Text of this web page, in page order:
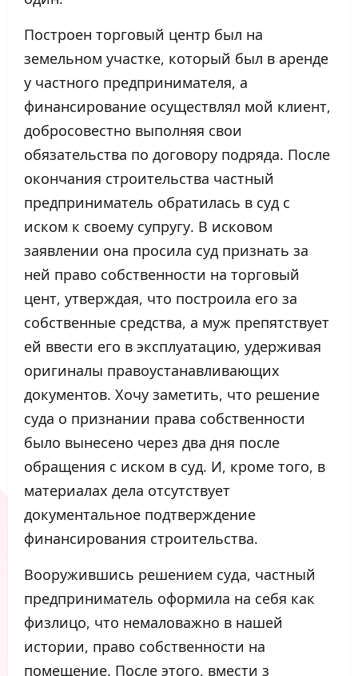
Построен торговый центр был на
земельном участке, который был в аренде
у частного предпринимателя, а
финансирование осуществлял мой клиент,
добросовестно выполняя свои
обязательства по договору подряда. После
окончания строительства частный
предприниматель обратилась в суд с
иском к своему супругу. В исковом
заявлении она просила суд признать за
ней право собственности на торговый
цент, утверждая, что построила его за
собственные средства, а муж препятствует
ей ввести его в эксплуатацию, удерживая
оригиналы правоустанавливающих
документов. Хочу заметить, что решение
суда о признании права собственности
было вынесено через два дня после
обращения с иском в суд. И, кроме того, в
материалах дела отсутствует
документальное подтверждение
финансирования строительства.
Вооружившись решением суда, частный
предприниматель оформила на себя как
физлицо, что немаловажно в нашей
истории, право собственности на
помещение. После этого, вмести з